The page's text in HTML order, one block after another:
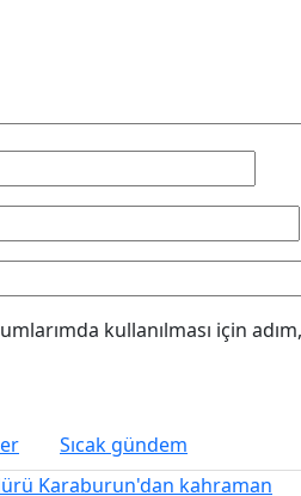
kullanılması için
Sıcak gündem